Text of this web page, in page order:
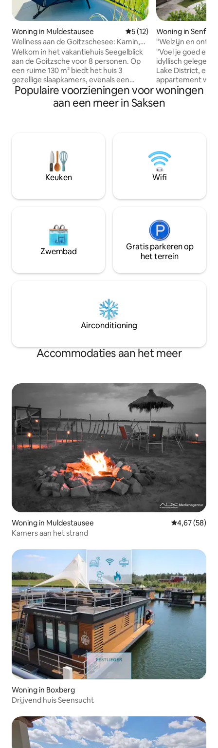
Woning in Muldestausee Gemiddelde beoordeling
5 (12)
Wellness aan de Goitzschesee: Kamin,
Sauna, Whirlpool
Welkom in het vakantiehuis Seegelblick
aan de Goitzsche voor 8 personen. Op
een ruime 130 m² biedt het huis 3
gezellige slaapkamers, evenals een
sauna, een bubbelbad en een open
haard voor ontspannende feel-good
momenten. Ontdek het meer met gratis
nodigt een moderne hybride grill je uit
om te blijven hangen. Een wallbox voor
elektrische auto's maakt het
comfortabele verblijf compleet.
Woning in
"Welzijn en
"Voel je goed en ontspan"
idyllisch gelegen meer in het Lusatian
Lake District,
appartement
de mogelijkheid
genieten van
ontspannen
bovenverdieping
panoramisch
paviljoen - tot
Populaire voorzieningen voor woningen
aan een meer in Saksen
Keuken Wifi
Zwembad
Gratis parkeren op
het terrein
Airconditioning
Accommodaties aan het meer
Woning in Muldestausee Gemiddelde
4,67 (58)
Kamers aan het strand
Woning in Boxberg
Drijvend huis Seensucht